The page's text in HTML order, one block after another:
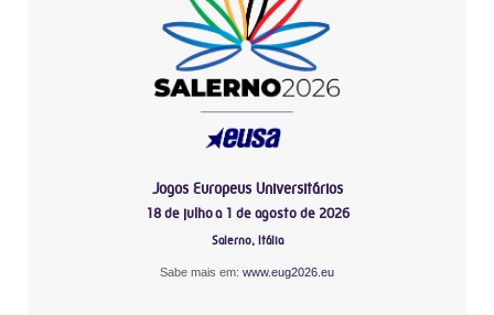
Jogos Europeus Universitários
18 de julho a 1 de agosto de 2026
Salerno, Itália
Sabe mais em: www.eug2026.eu